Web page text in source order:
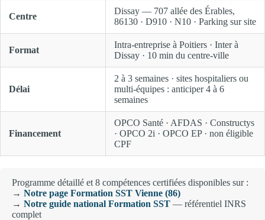
Centre
Dissay — 707 allée des Érables,
86130 · D910 · N10 · Parking sur site
Format
Intra-entreprise à Poitiers · Inter à
Dissay · 10 min du centre-ville
Délai
2 à 3 semaines · sites hospitaliers ou
multi-équipes : anticiper 4 à 6
semaines
Financement
OPCO Santé · AFDAS · Constructys
· OPCO 2i · OPCO EP · non éligible
CPF
Programme détaillé et 8 compétences certifiées disponibles sur :
→ Notre page Formation SST Vienne (86)
→ Notre guide national Formation SST — référentiel INRS
complet